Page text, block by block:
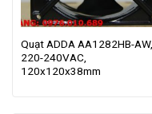
Quạt ADDA AA1282HB-AW,
220-240VAC,
120x120x38mm